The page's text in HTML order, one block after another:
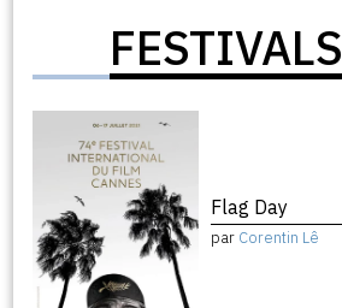
FESTIVALS
Flag Day
par Corentin Lê